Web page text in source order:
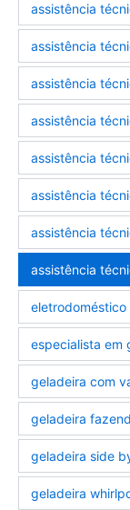
assistência
assistência
assistência
assistência
assistência
assistência
assistência
assistência
especialista em
geladeira com
geladeira
geladeira side
geladeira